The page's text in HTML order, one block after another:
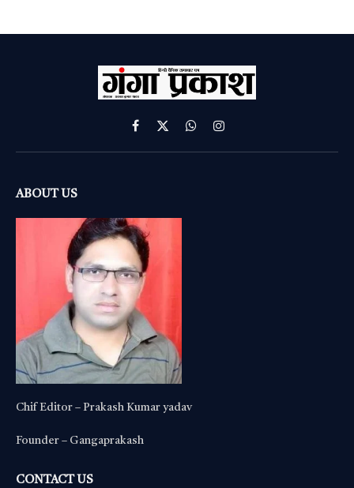
Facebook
X
(Twitter)
WhatsAppInstagram
ABOUT US
Chif Editor – Prakash Kumar yadav
Founder – Gangaprakash
CONTACT US